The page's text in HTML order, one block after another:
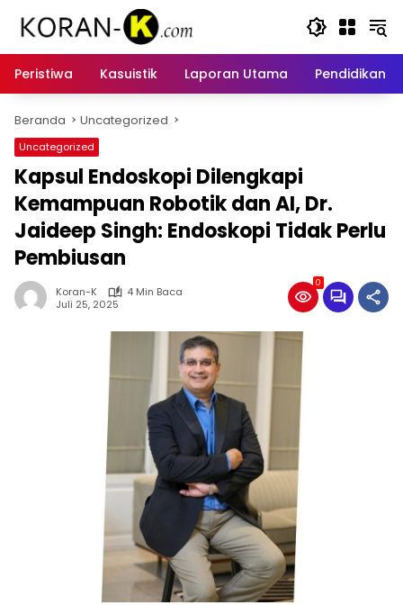
Peristiwa
Kasuistik Laporan Utama Pendidikan
Beranda Uncategorized
Uncategorized
Kapsul Endoskopi Dilengkapi
Kemampuan Robotik dan AI, Dr.
Jaideep Singh: Endoskopi Tidak Perlu
Pembiusan
Koran-K
4 Min Baca
Juli 25, 2025
0